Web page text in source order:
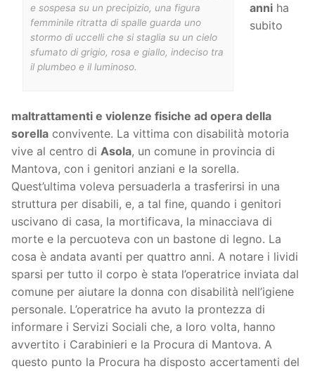
e sospesa su un precipizio, una figura
femminile ritratta di spalle guarda uno
stormo di uccelli che si staglia su un cielo
sfumato di grigio, rosa e giallo, indeciso tra
il plumbeo e il luminoso.
anniha
subito
maltrattamenti e violenze fisiche ad opera della
sorella convivente. La vittima con disabilità motoria
vive al centro di Asola, un comune in provincia di
Mantova, con i genitori anziani e la sorella.
Quest’ultima voleva persuaderla a trasferirsi in una
struttura per disabili, e, a tal fine, quando i genitori
uscivano di casa, la mortificava, la minacciava di
morte e la percuoteva con un bastone di legno. La
cosa è andata avanti per quattro anni. A notare i lividi
sparsi per tutto il corpo è stata l’operatrice inviata dal
comune per aiutare la donna con disabilità nell’igiene
personale. L’operatrice ha avuto la prontezza di
informare i Servizi Sociali che, a loro volta, hanno
avvertito i Carabinieri e la Procura di Mantova. A
questo punto la Procura ha disposto accertamenti del